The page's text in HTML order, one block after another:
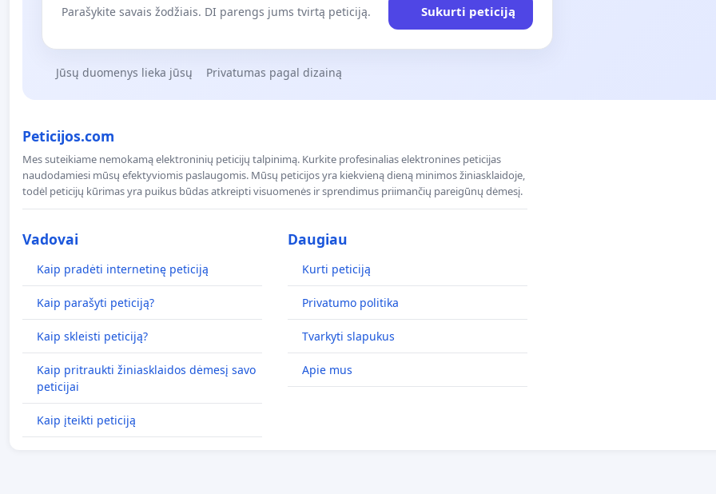
Parašykite savais žodžiais. DI parengs jums tvirtą peticiją. Sukurti peticiją
Jūsų duomenys lieka jūsų Privatumas pagal dizainą
Peticijos.com
Mes suteikiame nemokamą elektroninių peticijų talpinimą. Kurkite profesinalias elektronines peticijas
naudodamiesi mūsų efektyviomis paslaugomis. Mūsų peticijos yra kiekvieną dieną minimos žiniasklaidoje,
todėl peticijų kūrimas yra puikus būdas atkreipti visuomenės ir sprendimus priimančių pareigūnų dėmesį.
Vadovai
Kaip pradėti internetinę peticiją
Kaip parašyti peticiją?
Kaip skleisti peticiją?
Kaip pritraukti žiniasklaidos dėmesį savo
peticijai
Kaip įteikti peticiją
Daugiau
Kurti peticiją
Privatumo politika
Tvarkyti slapukus
Apie mus